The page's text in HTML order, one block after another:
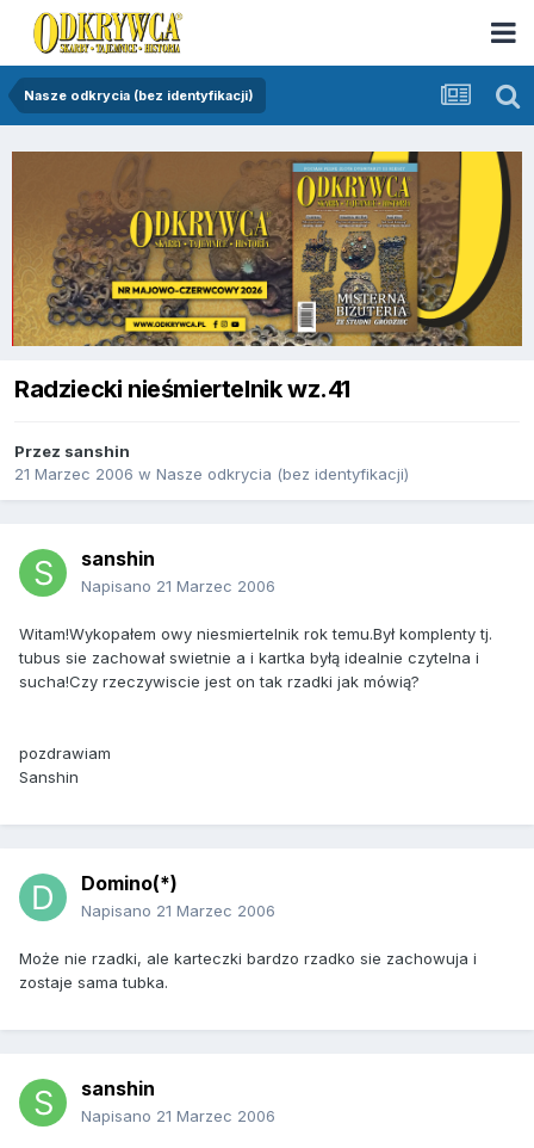
Nasze odkrycia (bez identyfikacji)
Radziecki nieśmiertelnik wz.41
Przez sanshin
21 Marzec 2006 w Nasze odkrycia (bez identyfikacji)
sanshin
Napisano 21 Marzec 2006
Witam!Wykopałem owy niesmiertelnik rok temu.Był komplenty tj.
tubus sie zachował swietnie a i kartka byłą idealnie czytelna i
sucha!Czy rzeczywiscie jest on tak rzadki jak mówią?
pozdrawiam
Sanshin
Domino(*)
Napisano 21 Marzec 2006
Może nie rzadki, ale karteczki bardzo rzadko sie zachowuja i
zostaje sama tubka.
sanshin
Napisano 21 Marzec 2006